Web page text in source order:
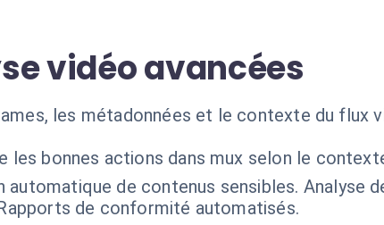
vidéo avancées
les métadonnées et le contexte du flux
les bonnes actions dans mux selon le
automatique de contenus sensibles. Analyse
de conformité automatisés.